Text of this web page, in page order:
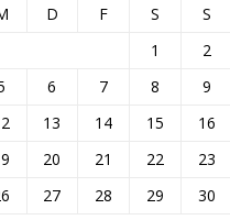
D F S
S
1
2
6 7 8
9
13 14 15
16
20 21 22
23
27 28 29
30